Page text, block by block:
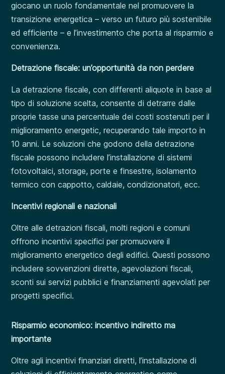
giocano un ruolo fondamentale nel promuovere la
transizione energetica – verso un futuro più sostenibile
ed efficiente – e l’investimento che porta al risparmio e
convenienza.
Detrazione fiscale: un’opportunità da non perdere
La detrazione fiscale, con differenti aliquote in base al
tipo di soluzione scelta, consente di detrarre dalle
proprie tasse una percentuale dei costi sostenuti per il
miglioramento energetic, recuperando tale importo in
10 anni. Le soluzioni che godono della detrazione
fiscale possono includere l’installazione di sistemi
fotovoltaici, storage, porte e finsestre, isolamento
termico con cappotto, caldaie, condizionatori, ecc.
Incentivi regionali e nazionali
Oltre alle detrazioni fiscali, molti regioni e comuni
offrono incentivi specifici per promuovere il
miglioramento energetico degli edifici. Questi possono
includere sovvenzioni dirette, agevolazioni fiscali,
sconti sui servizi pubblici e finanziamenti agevolati per
progetti specifici.
Risparmio economico: incentivo indiretto ma
importante
Oltre agli incentivi finanziari diretti, l’installazione di